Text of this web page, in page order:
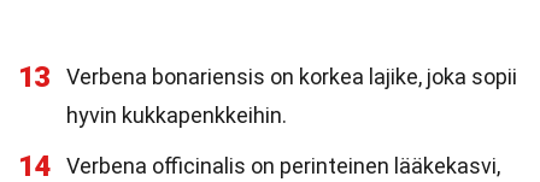
13
Verbena bonariensis on korkea lajike, joka sopii
hyvin kukkapenkkeihin.
14
Verbena officinalis on perinteinen lääkekasvi,